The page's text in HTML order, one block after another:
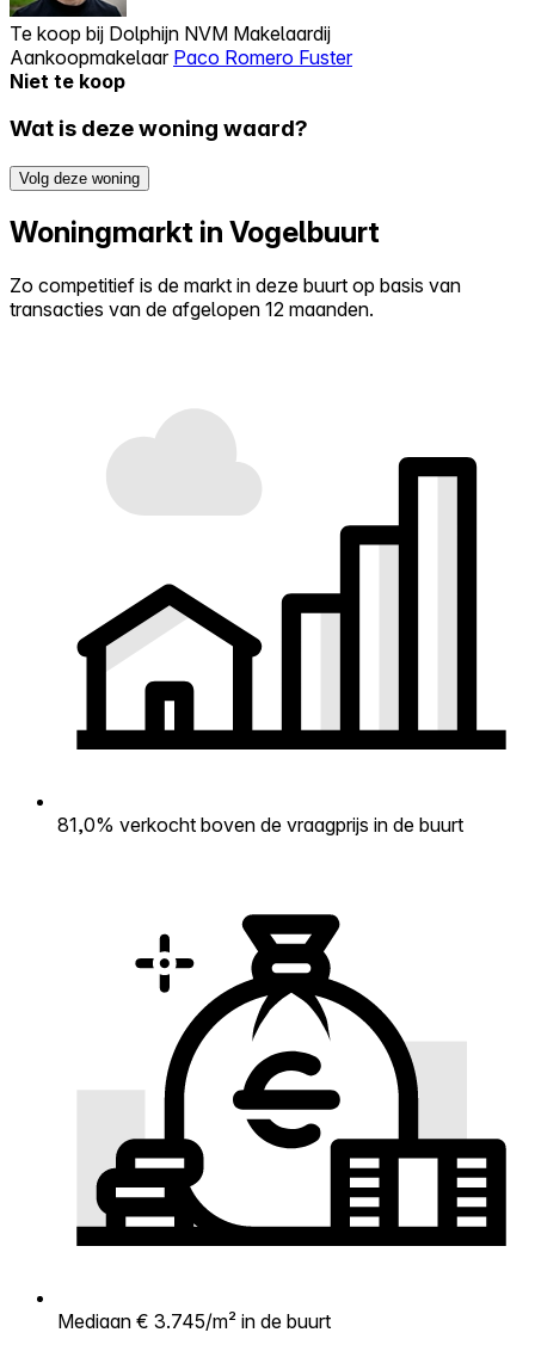
Te koop bij Dolphijn NVM Makelaardij
Aankoopmakelaar Paco Romero Fuster
Niet te koop
Wat is deze woning waard?
Volg deze woning
Woningmarkt in Vogelbuurt
Zo competitief is de markt in deze buurt op basis van
transacties van de afgelopen 12 maanden.
81,0% verkocht boven de vraagprijs in de buurt
Mediaan € 3.745/m² in de buurt